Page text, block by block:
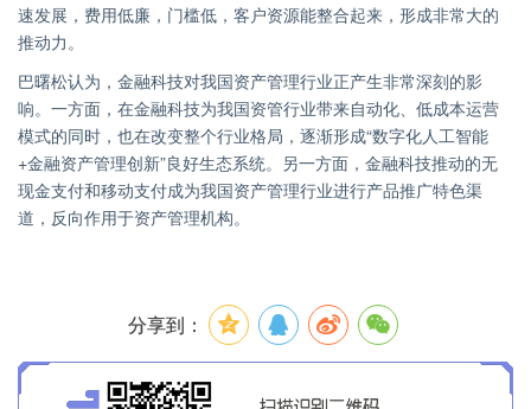
速发展，费用低廉，门槛低，客户资源能整合起来，形成非常大的
推动力。
巴曙松认为，金融科技对我国资产管理行业正产生非常深刻的影
响。一方面，在金融科技为我国资管行业带来自动化、低成本运营
模式的同时，也在改变整个行业格局，逐渐形成“数字化人工智能
+金融资产管理创新”良好生态系统。另一方面，金融科技推动的无
现金支付和移动支付成为我国资产管理行业进行产品推广特色渠
道，反向作用于资产管理机构。
分享到：